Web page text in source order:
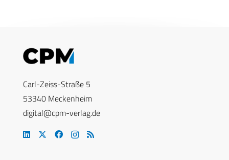
Carl-Zeiss-Straße 5
53340 Meckenheim
digital@cpm-verlag.de